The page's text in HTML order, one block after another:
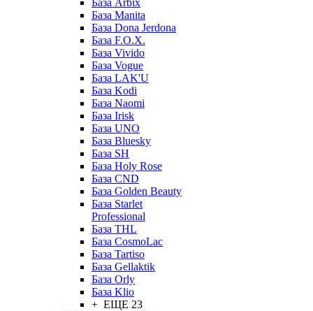
База Arbix
База Manita
База Dona Jerdona
База F.O.X.
База Vivido
База Vogue
База LAK'U
База Kodi
База Naomi
База Irisk
База UNO
База Bluesky
База SH
База Holy Rose
База CND
База Golden Beauty
База Starlet
Professional
База THL
База CosmoLac
База Tartiso
База Gellaktik
База Orly
База Klio
+ ЕЩЕ 23